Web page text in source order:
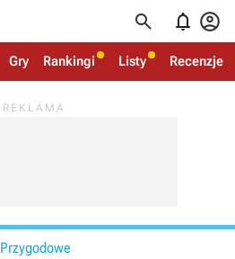
  
Gry Rankingi Listy Recenzje
Przygodowe